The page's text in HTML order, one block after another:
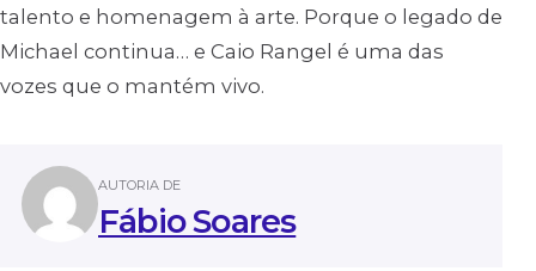
talento e homenagem à arte. Porque o legado de
Michael continua… e Caio Rangel é uma das
vozes que o mantém vivo.
AUTORIA DE
Fábio Soares